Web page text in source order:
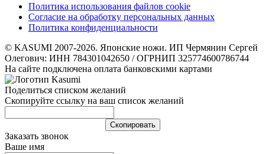
Политика использования файлов cookie
Согласие на обработку персональных данных
Политика конфиденциальности
© KASUMI 2007-2026. Японские ножи. ИП Чермянин Сергей
Олегович: ИНН 784301042650 / ОГРНИП 325774600786744
На сайте подключена оплата банковскими картами
Поделиться списком желаний
Скопируйте ссылку на ваш список желаний
Cкопировать
Заказать звонок
Ваше имя